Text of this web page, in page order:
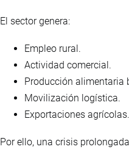
El sector genera:
Empleo rural.
Actividad comercial.
Producción alimentaria
Movilización logística.
Exportaciones agrícolas.
Por ello, una crisis